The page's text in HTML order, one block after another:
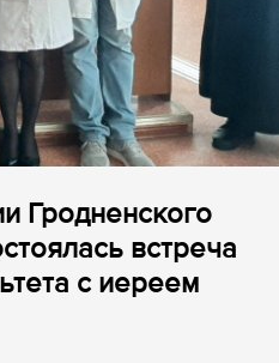
Гродненского
встреча
с иереем